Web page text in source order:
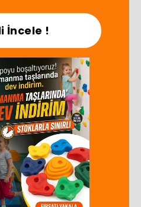
Ticaret Altyapısı ile Hazırlanmıştır.
İncele !